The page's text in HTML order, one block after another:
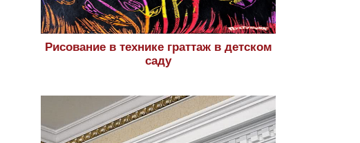
Рисование в технике граттаж в детском
саду